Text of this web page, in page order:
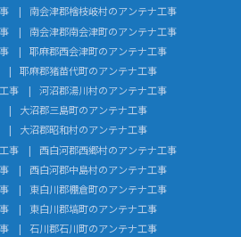
南会津郡檜枝岐村のアンテナ工事
南会津郡南会津町のアンテナ工事
耶麻郡西会津町のアンテナ工事
耶麻郡猪苗代町のアンテナ工事
事
河沼郡湯川村のアンテナ工事
大沼郡三島町のアンテナ工事
大沼郡昭和村のアンテナ工事
事
西白河郡西郷村のアンテナ工事
西白河郡中島村のアンテナ工事
東白川郡棚倉町のアンテナ工事
東白川郡塙町のアンテナ工事
石川郡石川町のアンテナ工事